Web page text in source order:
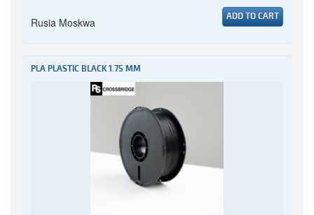
Rusia Moskwa ADD TO CART
PLA PLASTIC BLACK 1.75 MM